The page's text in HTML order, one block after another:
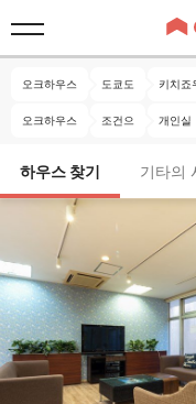
오크하우스 도쿄도 키치죠
오크하우스 조건으 개인실
하우스 찾기 기타의